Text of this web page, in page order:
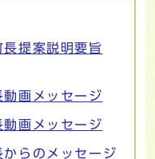
提案説明要旨
画メッセージ
画メッセージ
らのメッセージ